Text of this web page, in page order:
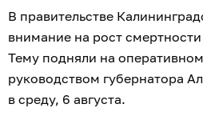
В правительстве
внимание на рост
Тему подняли на
руководством губернатора
в среду, 6 августа.